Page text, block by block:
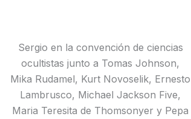
Sergio en la convención de ciencias
ocultistas junto a Tomas Johnson,
Mika Rudamel, Kurt Novoselik, Ernesto
Lambrusco, Michael Jackson Five,
Maria Teresita de Thomsonyer y Pepa